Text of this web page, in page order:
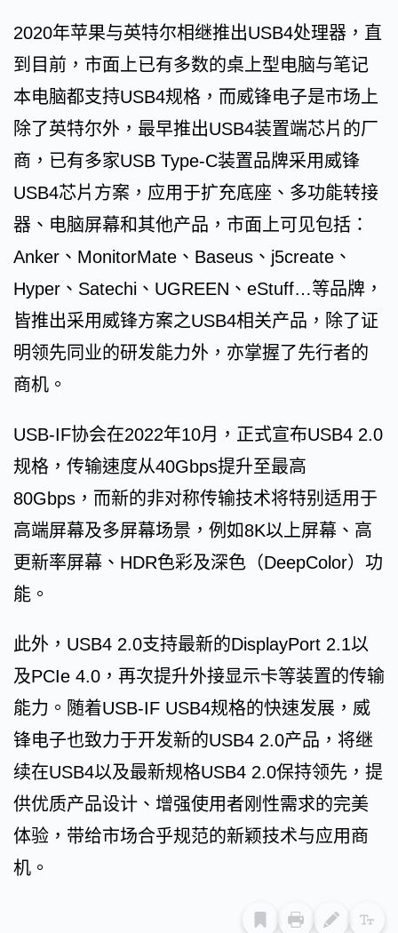
2020年苹果与英特尔相继推出USB4处理器，直
到目前，市面上已有多数的桌上型电脑与笔记
本电脑都支持USB4规格，而威锋电子是市场上
除了英特尔外，最早推出USB4装置端芯片的厂
商，已有多家USB Type-C装置品牌采用威锋
USB4芯片方案，应用于扩充底座、多功能转接
器、电脑屏幕和其他产品，市面上可见包括：
Anker、MonitorMate、Baseus、j5create、
Hyper、Satechi、UGREEN、eStuff…等品牌，
皆推出采用威锋方案之USB4相关产品，除了证
明领先同业的研发能力外，亦掌握了先行者的
商机。
USB-IF协会在2022年10月，正式宣布USB4 2.0
规格，传输速度从40Gbps提升至最高
80Gbps，而新的非对称传输技术将特别适用于
高端屏幕及多屏幕场景，例如8K以上屏幕、高
更新率屏幕、HDR色彩及深色（DeepColor）功
能。
此外，USB4 2.0支持最新的DisplayPort 2.1以
及PCIe 4.0，再次提升外接显示卡等装置的传输
能力。随着USB-IF USB4规格的快速发展，威
锋电子也致力于开发新的USB4 2.0产品，将继
续在USB4以及最新规格USB4 2.0保持领先，提
供优质产品设计、增强使用者刚性需求的完美
体验，带给市场合乎规范的新颖技术与应用商
机。